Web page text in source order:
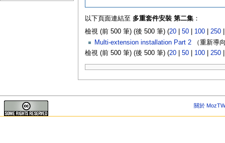
以下頁面連結至 多重套件安裝 第二集：
檢視 (前 500 筆) (後 500 筆) (20| 50| 100| 250
Multi-extension installation Part 2（重新導
檢視 (前 500 筆) (後 500 筆) (20| 50| 100| 250
關於